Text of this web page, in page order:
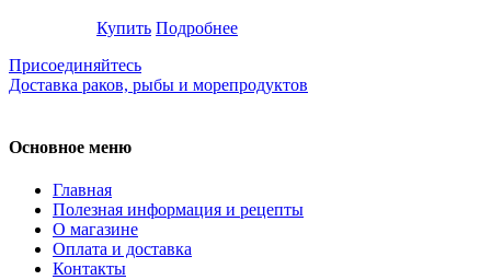
Купить Подробнее
Присоединяйтесь
Доставка раков, рыбы и морепродуктов
Основное меню
Главная
Полезная информация и рецепты
О магазине
Оплата и доставка
Контакты